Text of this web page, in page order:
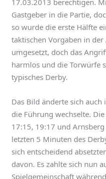
Gastgeber in die Partie,
so wurde die erste Hälfte
taktischen Vorgaben in
umgesetzt, doch das
harmlos und die Torwürfe
typisches Derby.
Das Bild änderte sich
die Führung wechselte.
17:15, 19:17 und
letzten 5 Minuten des
sich entscheidend
davon. Es zahlte sich nun
Spielgemeinschaft